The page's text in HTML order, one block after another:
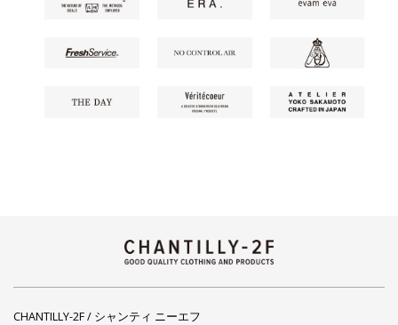
CHANTILLY-2F / シャンティ ニーエフ